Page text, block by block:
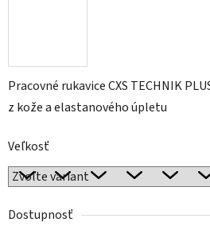
Pracovné rukavice CXS TECHNIK
z kože a elastanového úpletu
Veľkosť
Dostupnosť